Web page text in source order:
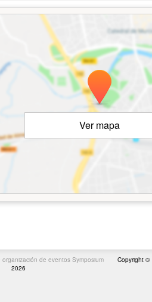
Ver mapa
organización de eventos Symposium
Copyright ©
2026